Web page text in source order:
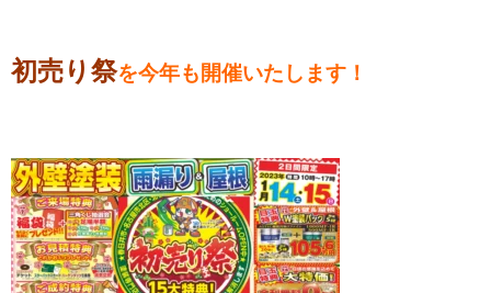
初売り祭を今年も開催いたします ！